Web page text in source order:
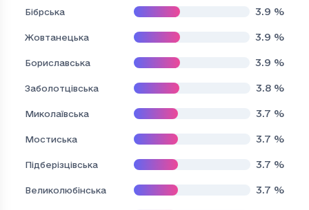
Бібрська 3.9 %
Жовтанецька 3.9 %
Бориславська 3.9 %
Заболотцівська 3.8 %
Миколаївська 3.7 %
Мостиська 3.7 %
Підберізцівська 3.7 %
Великолюбінська 3.7 %